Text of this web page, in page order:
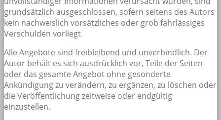
grundsätzlich ausgeschlossen, sofern seitens des Autors
kein nachweislich vorsätzliches oder grob fahrlässiges
Verschulden vorliegt.
Alle Angebote sind freibleibend und unverbindlich. Der
Autor behält es sich ausdrücklich vor, Teile der Seiten
oder das gesamte Angebot ohne gesonderte
Ankündigung zu verändern, zu ergänzen, zu löschen oder
die Veröffentlichung zeitweise oder endgültig
einzustellen.